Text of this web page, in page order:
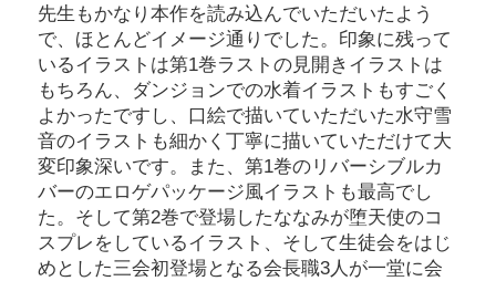
先生もかなり本作を読み込んでいただいたよう
で、ほとんどイメージ通りでした。印象に残って
いるイラストは第1巻ラストの見開きイラストは
もちろん、ダンジョンでの水着イラストもすごく
よかったですし、口絵で描いていただいた水守雪
音のイラストも細かく丁寧に描いていただけて大
変印象深いです。また、第1巻のリバーシブルカ
バーのエロゲパッケージ風イラストも最高でし
た。そして第2巻で登場したななみが堕天使のコ
スプレをしているイラスト、そして生徒会をはじ
めとした三会初登場となる会長職3人が一堂に会